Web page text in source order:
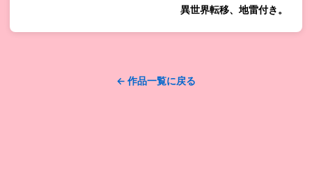
異世界転移、地雷付き。
← 作品一覧に戻る